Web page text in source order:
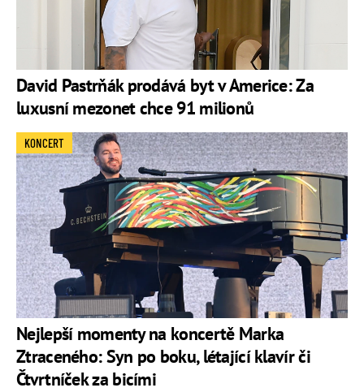
David Pastrňák prodává byt v Americe: Za
luxusní mezonet chce 91 milionů
Nejlepší momenty na koncertě Marka
Ztraceného: Syn po boku, létající klavír či
Čtvrtníček za bicími
KONCERT